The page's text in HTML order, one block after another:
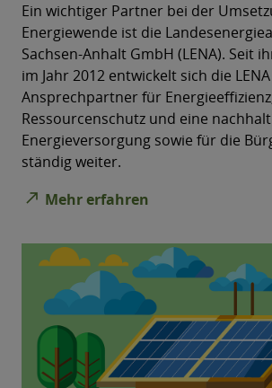
Ein wichtiger Partner bei der
Energiewende ist die
Sachsen-Anhalt GmbH (LENA). Seit
im Jahr 2012 entwickelt sich die
Ansprechpartner für
Ressourcenschutz und eine
Energieversorgung sowie für die
ständig weiter.
north_east Mehr erfahren